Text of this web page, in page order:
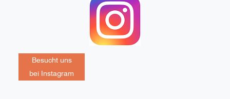
Besucht uns
bei Instagram